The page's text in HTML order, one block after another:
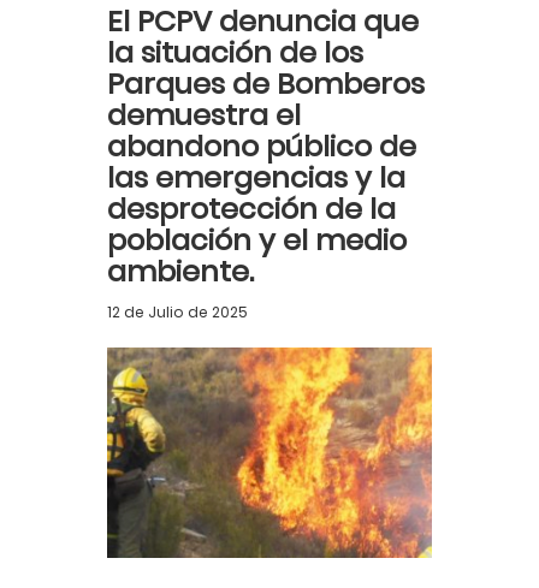
El PCPV denuncia que
la situación de los
Parques de Bomberos
demuestra el
abandono público de
las emergencias y la
desprotección de la
población y el medio
ambiente.
12 de Julio de 2025